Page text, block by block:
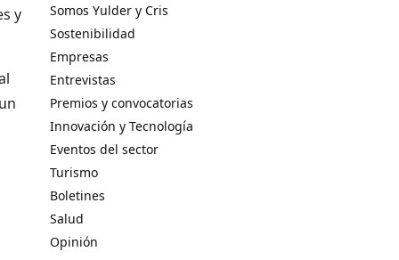
y
Somos Yulder y Cris
Sostenibilidad
Empresas
Entrevistas
Premios y convocatorias
Innovación y Tecnología
Eventos del sector
Turismo
Boletines
Salud
Opinión